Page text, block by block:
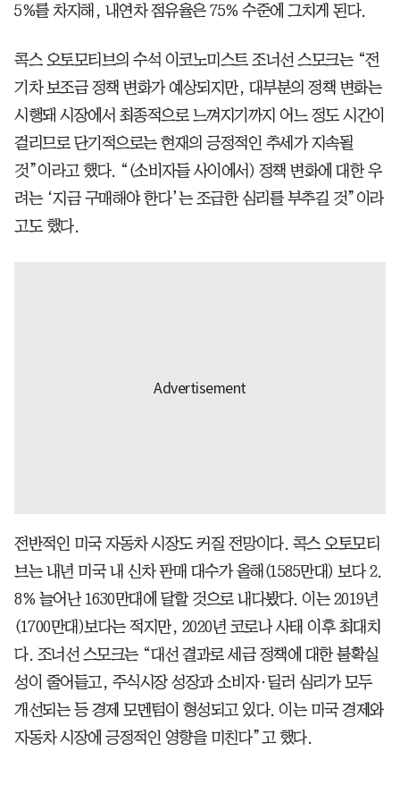
5%를 차지해, 내연차 점유율은 75% 수준에 그치게 된다.
콕스 오토모티브의 수석 이코노미스트 조너선 스모크는 “전
기차 보조금 정책 변화가 예상되지만, 대부분의 정책 변화는
시행돼 시장에서 최종적으로 느껴지기까지 어느 정도 시간이
걸리므로 단기적으로는 현재의 긍정적인 추세가 지속될
것”이라고 했다. “(소비자들 사이에서) 정책 변화에 대한 우
려는 ‘지금 구매해야 한다’는 조급한 심리를 부추길 것”이라
고도 했다.
전반적인 미국 자동차 시장도 커질 전망이다. 콕스 오토모티
브는 내년 미국 내 신차 판매 대수가 올해(1585만대) 보다 2.
8% 늘어난 1630만대에 달할 것으로 내다봤다. 이는 2019년
(1700만대)보다는 적지만, 2020년 코로나 사태 이후 최대치
다. 조너선 스모크는 “대선 결과로 세금 정책에 대한 불확실
성이 줄어들고, 주식시장 성장과 소비자·딜러 심리가 모두
개선되는 등 경제 모멘텀이 형성되고 있다. 이는 미국 경제와
자동차 시장에 긍정적인 영향을 미친다”고 했다.